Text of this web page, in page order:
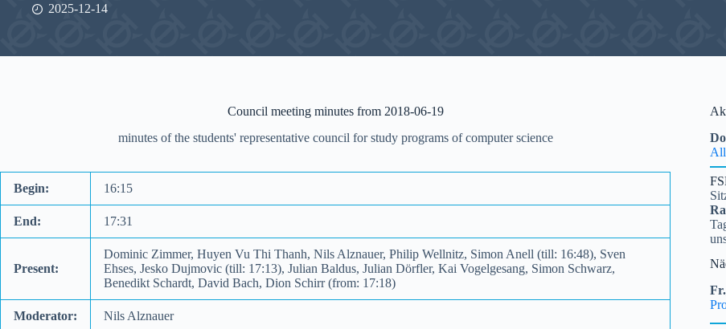
2025-12-14
Council meeting minutes from 2018-06-19
minutes of the students' representative council for study programs of computer science
Begin: 16:15
End: 17:31
Present:
Dominic Zimmer, Huyen Vu Thi Thanh, Nils Alznauer, Philip Wellnitz, Simon Anell (till: 16:48), Sven
Ehses, Jesko Dujmovic (till: 17:13), Julian Baldus, Julian Dörfler, Kai Vogelgesang, Simon Schwarz,
Benedikt Schardt, David Bach, Dion Schirr (from: 17:18)
Moderator: Nils Alznauer